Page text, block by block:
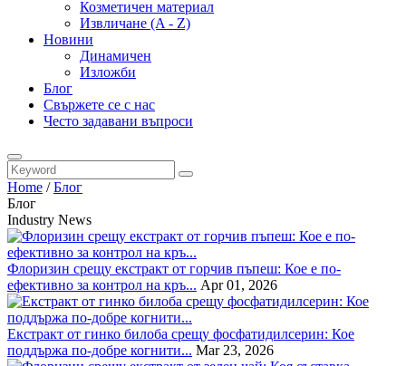
Козметичен материал
Извличане (A - Z)
Новини
Динамичен
Изложби
Блог
Свържете се с нас
Често задавани въпроси
Home /Блог
Блог
Industry News
Флоризин срещу екстракт от горчив пъпеш: Кое е по-
ефективно за контрол на кръ... Apr 01, 2026
Екстракт от гинко билоба срещу фосфатидилсерин: Кое
поддържа по-добре когнити... Mar 23, 2026